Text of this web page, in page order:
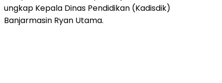
ungkap Kepala Dinas Pendidikan (Kadisdik)
Banjarmasin Ryan Utama.